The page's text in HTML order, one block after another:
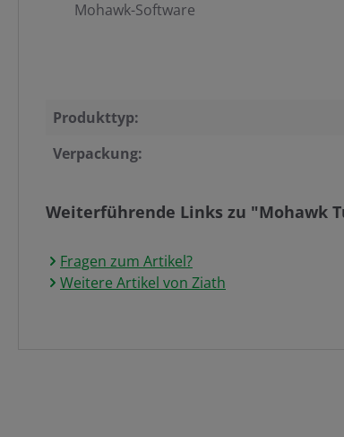
Mohawk-Software
Produkttyp:
Verpackung:
Weiterführende Links zu "Mohawk
Fragen zum Artikel?
Weitere Artikel von Ziath